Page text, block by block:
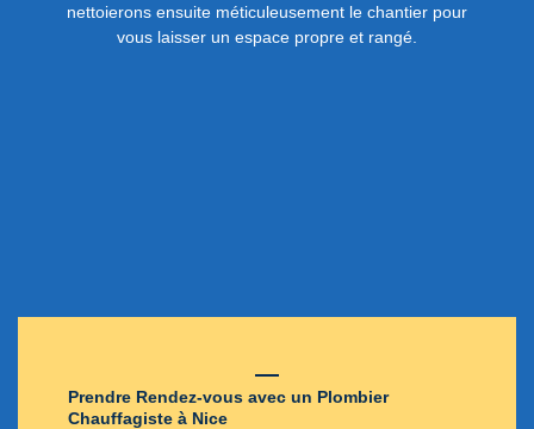
nettoierons ensuite méticuleusement le chantier pour
vous laisser un espace propre et rangé.
Prendre Rendez-vous avec un Plombier
Chauffagiste à Nice